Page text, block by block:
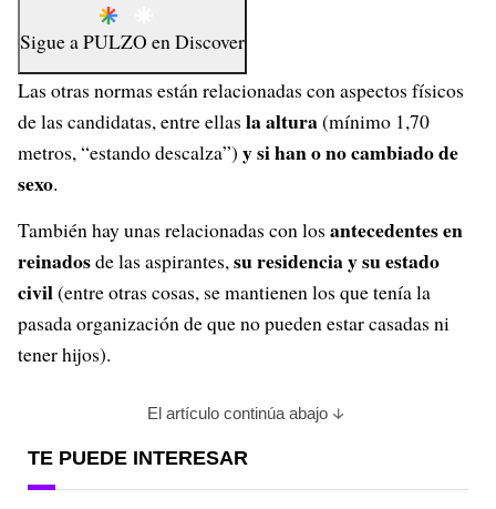
Sigue aPULZO enDiscover
Las otras normas están relacionadas con aspectos físicos
de las candidatas, entre ellas la altura(mínimo 1,70
metros, “estando descalza”) y si han o no cambiado de
sexo.
También hay unas relacionadas con los antecedentes en
reinadosde las aspirantes,su residencia y su estado
civil(entre otras cosas, se mantienen los que tenía la
pasada organización de que no pueden estar casadas ni
tener hijos).
El artículo continúa abajo
TE PUEDE INTERESAR